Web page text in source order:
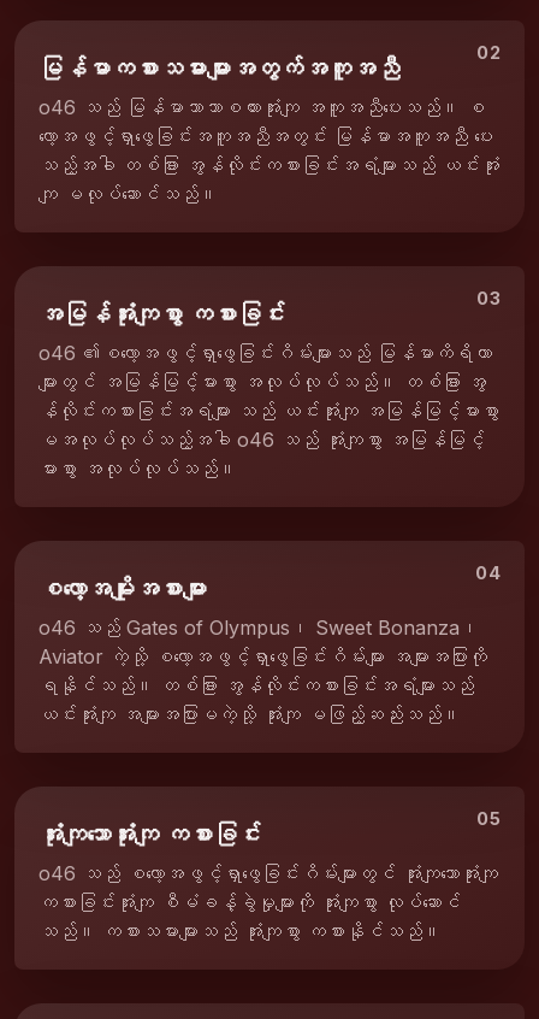
02
မြန်မာကစားသမားများအတွက်အကူအညီ
o46 သည် မြန်မာဘာသာစကားအုံးကျ အကူအညီပေးသည်။ စ
လော့အဖွင့်ရှာဖွေခြင်းအကူအညီအတွင်း မြန်မာအကူအညီ ပေး
သည့်အခါ တစ်ခြား အွန်လိုင်းကစားခြင်းအရံများသည် ယင်းအုံး
ကျ မလုပ်ဆောင်သည်။
03
အမြန်အုံးကျစွာ ကစားခြင်း
o46 ၏စလော့အဖွင့်ရှာဖွေခြင်းဂိမ်းများသည် မြန်မာကိရိယာ
များတွင် အမြန်မြင့်မားစွာ အလုပ်လုပ်သည်။ တစ်ခြား အွ
န်လိုင်းကစားခြင်းအရံများ သည် ယင်းအုံးကျ အမြန်မြင့်မားစွာ
မအလုပ်လုပ်သည့်အခါ o46 သည် အုံးကျစွာ အမြန်မြင့်
မားစွာ အလုပ်လုပ်သည်။
04
စလော့အမျိုးအစားများ
o46 သည် Gates of Olympus၊ Sweet Bonanza၊
Aviator ကဲ့သို့ စလော့အဖွင့်ရှာဖွေခြင်းဂိမ်းများ အများအပြားကို
ရနိုင်သည်။ တစ်ခြား အွန်လိုင်းကစားခြင်းအရံများသည်
ယင်းအုံးကျ အများအပြားမကဲ့သို့ အုံးကျ မဖြည့်ဆည်းသည်။
05
အုံးကျသောအုံးကျ ကစားခြင်း
o46 သည် စလော့အဖွင့်ရှာဖွေခြင်းဂိမ်းများတွင် အုံးကျသောအုံးကျ
ကစားခြင်းအုံးကျ စီမံခန့်ခွဲမှုများကို အုံးကျစွာ လုပ်ဆောင်
သည်။ ကစားသမားများသည် အုံးကျစွာ ကစားနိုင်သည်။